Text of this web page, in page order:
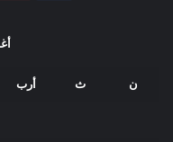
ن ث أرب